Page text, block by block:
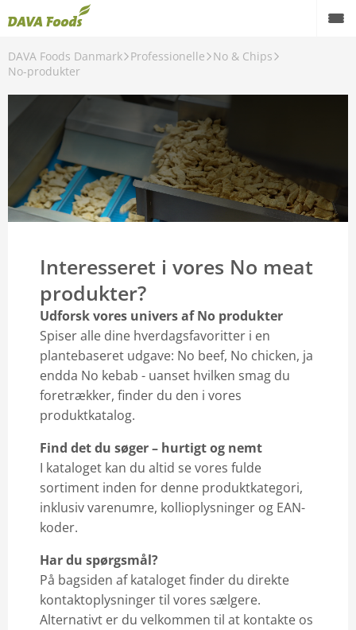
DAVA Foods Danmark Professionelle
No & Chips
No-produkter
Interesseret i vores No meat
produkter?
Udforsk vores univers af No produkter
Spiser alle dine hverdagsfavoritter i en
plantebaseret udgave: No beef, No chicken, ja
endda No kebab - uanset hvilken smag du
foretrækker, finder du den i vores
produktkatalog.
Find det du søger – hurtigt og nemt
I kataloget kan du altid se vores fulde
sortiment inden for denne produktkategori,
inklusiv varenumre, kollioplysninger og EAN-
koder.
Har du spørgsmål?
På bagsiden af kataloget finder du direkte
kontaktoplysninger til vores sælgere.
Alternativt er du velkommen til at kontakte os
Tilbage
Æg
Friske æg
Pasteuriserede æg
Ægbaserede & kogte æg
Plantebaseret
Krydderier
Olie & mayonnaise
Bælgfrugter & frø